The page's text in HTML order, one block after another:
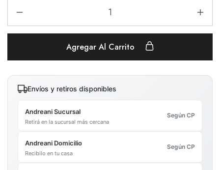
Agregar Al Carrito
Envíos y retiros disponibles
Andreani Sucursal
Retirá en la sucursal más cercana
Según CP
Andreani Domicilio
Recibilo en tu casa
Según CP